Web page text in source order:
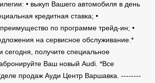
• выкуп Вашего автомобиля в день
кредитная ставка; •
по программе трейд-ин; •
на сервисное обслуживание.*
сегодня, получите специальное
Ваш новый Audi. *Все
продаж Ауди Центр Варшавка. --------